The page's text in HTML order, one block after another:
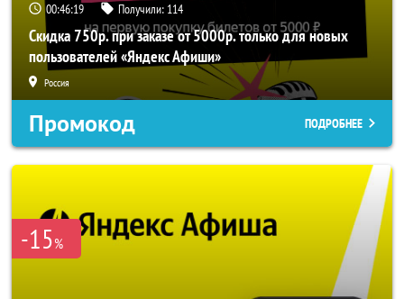
00:46:18 Получили: 114
Скидка 750р. при заказе от 5000р. только для новых
пользователей «Яндекс Афиши»
Россия
Промокод ПОДРОБНЕЕ
-15%